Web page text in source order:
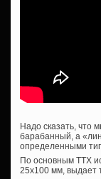
Надо сказать, что
барабанный, а
определенными
По основным ТТХ
25х100 мм, выдает